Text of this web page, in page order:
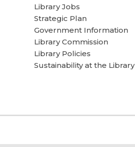
Library Jobs
Strategic Plan
Government Information
Library Commission
Library Policies
Sustainability at the Library